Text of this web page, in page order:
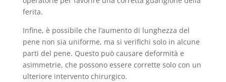
ferita.
Infine, è possibile che l’aumento di lunghezza del
pene non sia uniforme, ma si verifichi solo in alcune
parti del pene. Questo può causare deformità e
asimmetrie, che possono essere corrette solo con un
ulteriore intervento chirurgico.